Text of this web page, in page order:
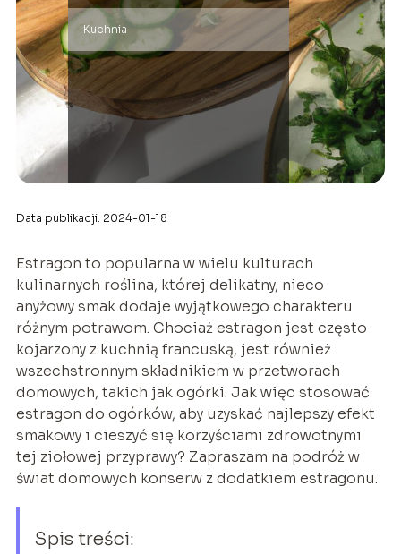
Kuchnia
Data publikacji: 2024-01-18
Estragon to popularna w wielu kulturach
kulinarnych roślina, której delikatny, nieco
anyżowy smak dodaje wyjątkowego charakteru
różnym potrawom. Chociaż estragon jest często
kojarzony z kuchnią francuską, jest również
wszechstronnym składnikiem w przetworach
domowych, takich jak ogórki. Jak więc stosować
estragon do ogórków, aby uzyskać najlepszy efekt
smakowy i cieszyć się korzyściami zdrowotnymi
tej ziołowej przyprawy? Zapraszam na podróż w
świat domowych konserw z dodatkiem estragonu.
Spis treści: